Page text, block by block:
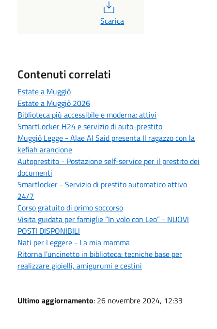
PDF
Scarica
Contenuti correlati
Estate a Muggiò
Estate a Muggiò 2026
Biblioteca più accessibile e moderna: attivi
SmartLocker H24 e servizio di auto-prestito
Muggiò Legge - Alae Al Said presenta Il ragazzo con la
kefiah arancione
Autoprestito - Postazione self-service per il prestito dei
documenti
Smartlocker - Servizio di prestito automatico attivo
24/7
Corso gratuito di primo soccorso
Visita guidata per famiglie “In volo con Leo” - NUOVI
POSTI DISPONIBILI
Nati per Leggere - La mia mamma
Ritorna l’uncinetto in biblioteca: tecniche base per
realizzare gioielli, amigurumi e cestini
Ultimo aggiornamento: 26 novembre 2024, 12:33